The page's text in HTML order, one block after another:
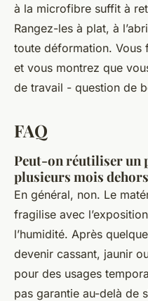
à la microfibre suffit à
Rangez-les à plat, à
toute déformation. Vous
et vous montrez que
de travail - question de
FAQ
Peut-on réutiliser un
plusieurs mois
En général, non. Le
fragilise avec
l’humidité. Après
devenir cassant, jaunir
pour des usages
pas garantie au-delà de